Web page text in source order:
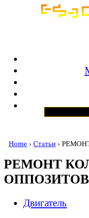
Home › Статьи ›
РЕМОНТ
ОППОЗИТОВ
Двигатель